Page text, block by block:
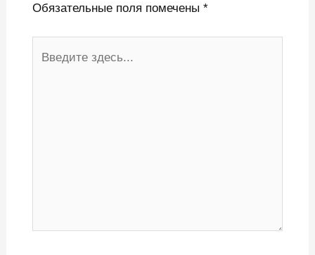
Обязательные поля помечены *